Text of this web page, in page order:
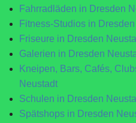
Fahrradläden in Dresden
Fitness-Studios in
Friseure in Dresden
Galerien in Dresden
Kneipen, Bars, Cafés,
Neustadt
Schulen in Dresden
Spätshops in Dresden